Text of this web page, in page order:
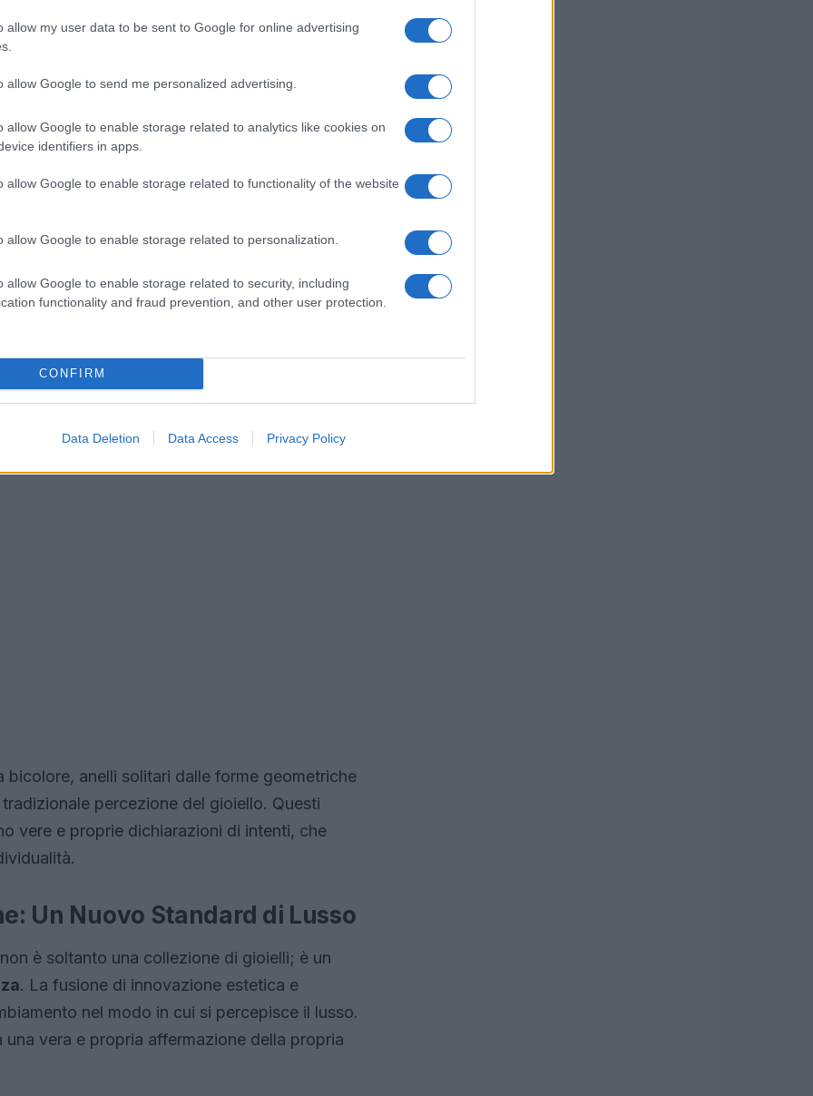
allow my user data to be sent to Google for online advertising
allow Google to send me personalized advertising.
allow Google to enable storage related to analytics like cookies on
identifiers in apps.
allow Google to enable storage related to functionality of the website
allow Google to enable storage related to personalization.
allow Google to enable storage related to security, including
functionality and fraud prevention, and other user protection.
CONFIRM
Data Deletion Data Access Privacy Policy
stesso viene registrato sulla
no-profit che include nomi di
sistema garantisce che ogni cliente possa
gemma grezza al gioiello finito. Si tratta di
a immagini esclusive che mostrano il
una Storia
Fine Jewelry Couleur Vivanteè stata
dalla fotografia evocativa di David Sims. Le
Maya HawkeeKim Tae-Ri, insieme alla
in un gioiello, enfatizzando il messaggio di
anelli solitari dalle forme geometriche
percezione del gioiello. Questi
vere e proprie dichiarazioni di intenti, che
Un Nuovo Standard di Lusso
non è soltanto una collezione di gioielli; è un
. La fusione di innovazione estetica e
nel modo in cui si percepisce il lusso.
vera e propria affermazione della propria